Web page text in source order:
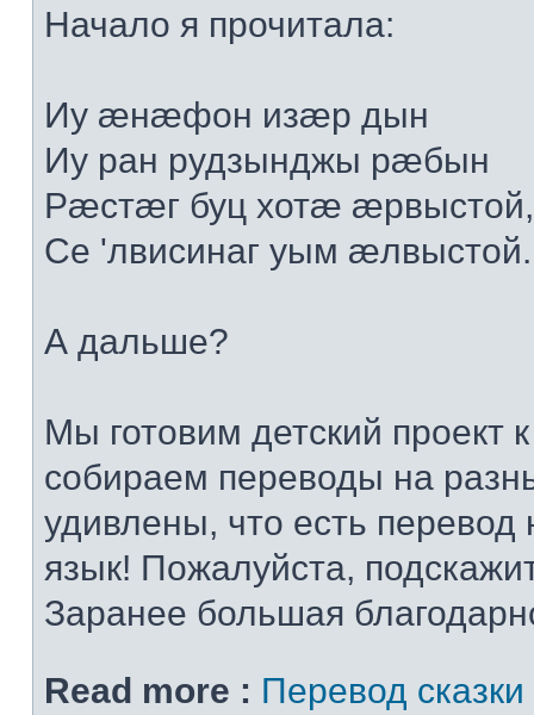
Начало я прочитала:
Иу æнæфон изæр дын
Иу ран рудзынджы рæбын
Рæстæг буц хотæ æрвыстой,
Се 'лвисинаг уым
А дальше?
Мы готовим детский
собираем переводы на
удивлены, что есть перевод
язык! Пожалуйста,
Заранее большая
Read more : Перевод